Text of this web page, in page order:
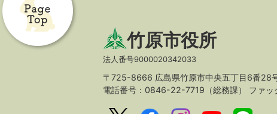
竹原市役所
法人番号9000020342033
〒725-8666 広島県竹原市中央五丁目6番28
電話番号：0846-22-7719（総務課） ファ